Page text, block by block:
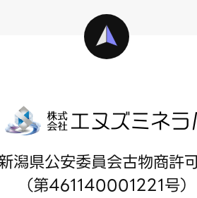
潟県公安委員会古物商許
（第461140001221号）